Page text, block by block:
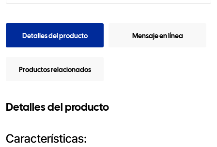
Detalles del producto Mensaje en línea
Productos relacionados
Detalles del producto
Características: